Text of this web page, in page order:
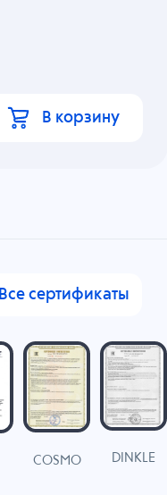
В корзину
Все сертификаты
COSMO DINKLE